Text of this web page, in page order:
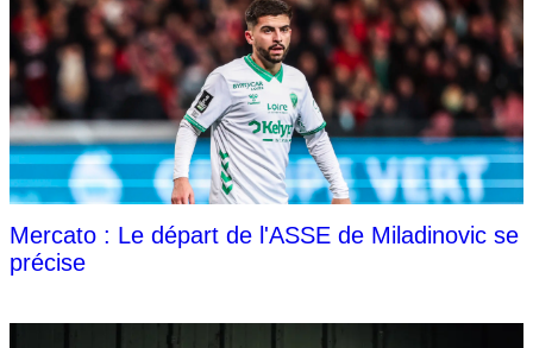
Mercato : Le départ de l'ASSE de Miladinovic se
précise